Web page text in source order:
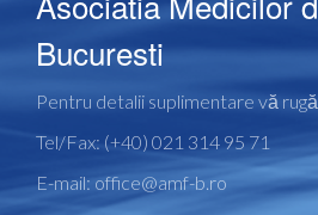
Bucuresti
Pentru detalii suplimentare vă
Tel/Fax: (+40) 021 314 95 71
E-mail: office@amf-b.ro